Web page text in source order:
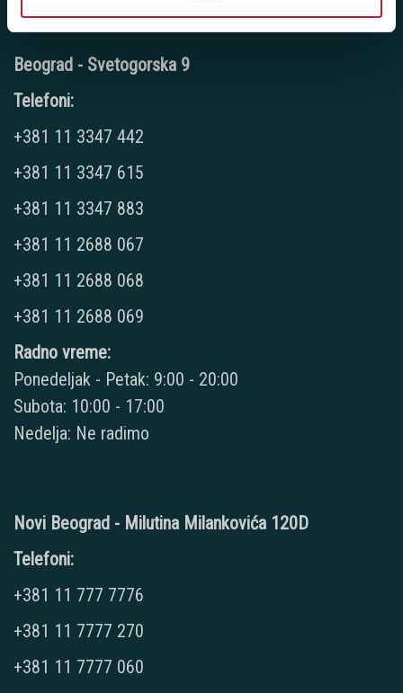
NAŠE PRODAVNICE
Beograd - Svetogorska 9
Telefoni:
+381 11 3347 442
+381 11 3347 615
+381 11 3347 883
+381 11 2688 067
+381 11 2688 068
+381 11 2688 069
Radno vreme:
Ponedeljak - Petak: 9:00 - 20:00
Subota: 10:00 - 17:00
Nedelja: Ne radimo
Novi Beograd - Milutina Milankovića 120D
Telefoni:
+381 11 777 7776
+381 11 7777 270
+381 11 7777 060